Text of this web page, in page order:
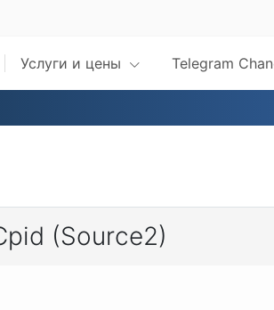
Услуги и цены Telegram
(Source2)